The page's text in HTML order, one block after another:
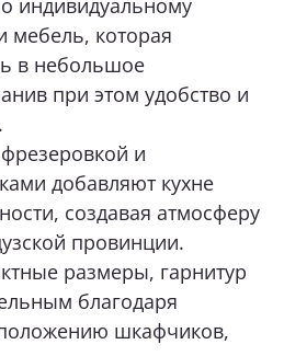
индивидуальному
мебель, которая
в небольшое
при этом удобство и
и
добавляют кухне
создавая атмосферу
провинции.
размеры, гарнитур
благодаря
шкафчиков,
я даю свое согласие
данных, в соответствии с
от 27.07.2006 года № 152-ФЗ
на условиях и для целей,
обработку персональных данных *